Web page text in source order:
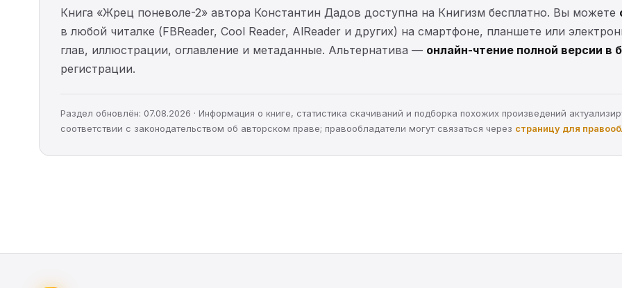
Книга «Жрец поневоле-2» автора Константин Дадов доступна на Книгизм бесплатно. Вы можете
в любой читалке (FBReader, Cool Reader, AlReader и других) на смартфоне, планшете или
глав, иллюстрации, оглавление и метаданные. Альтернатива — онлайн-чтение полной версии в
регистрации.
Раздел обновлён: 07.08.2026 · Информация о книге, статистика скачиваний и подборка похожих произведений
соответствии с законодательством об авторском праве; правообладатели могут связаться через страницу для